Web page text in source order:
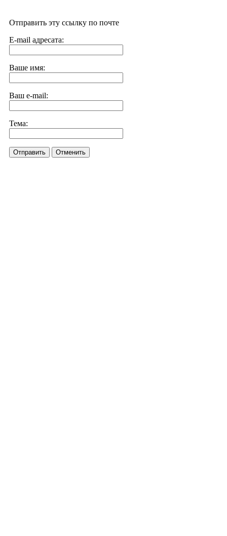
Отправить эту ссылку по почте
E-mail адресата:
Ваше имя:
Ваш e-mail:
Тема:
Отправить Отменить